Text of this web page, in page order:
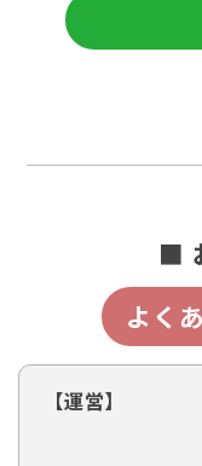
■
よく
【運営】